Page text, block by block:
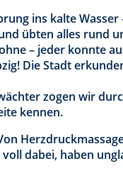
ins kalte
übten alles rund
– jeder konnte
Die Stadt
zogen wir
kennen.
dabei, haben